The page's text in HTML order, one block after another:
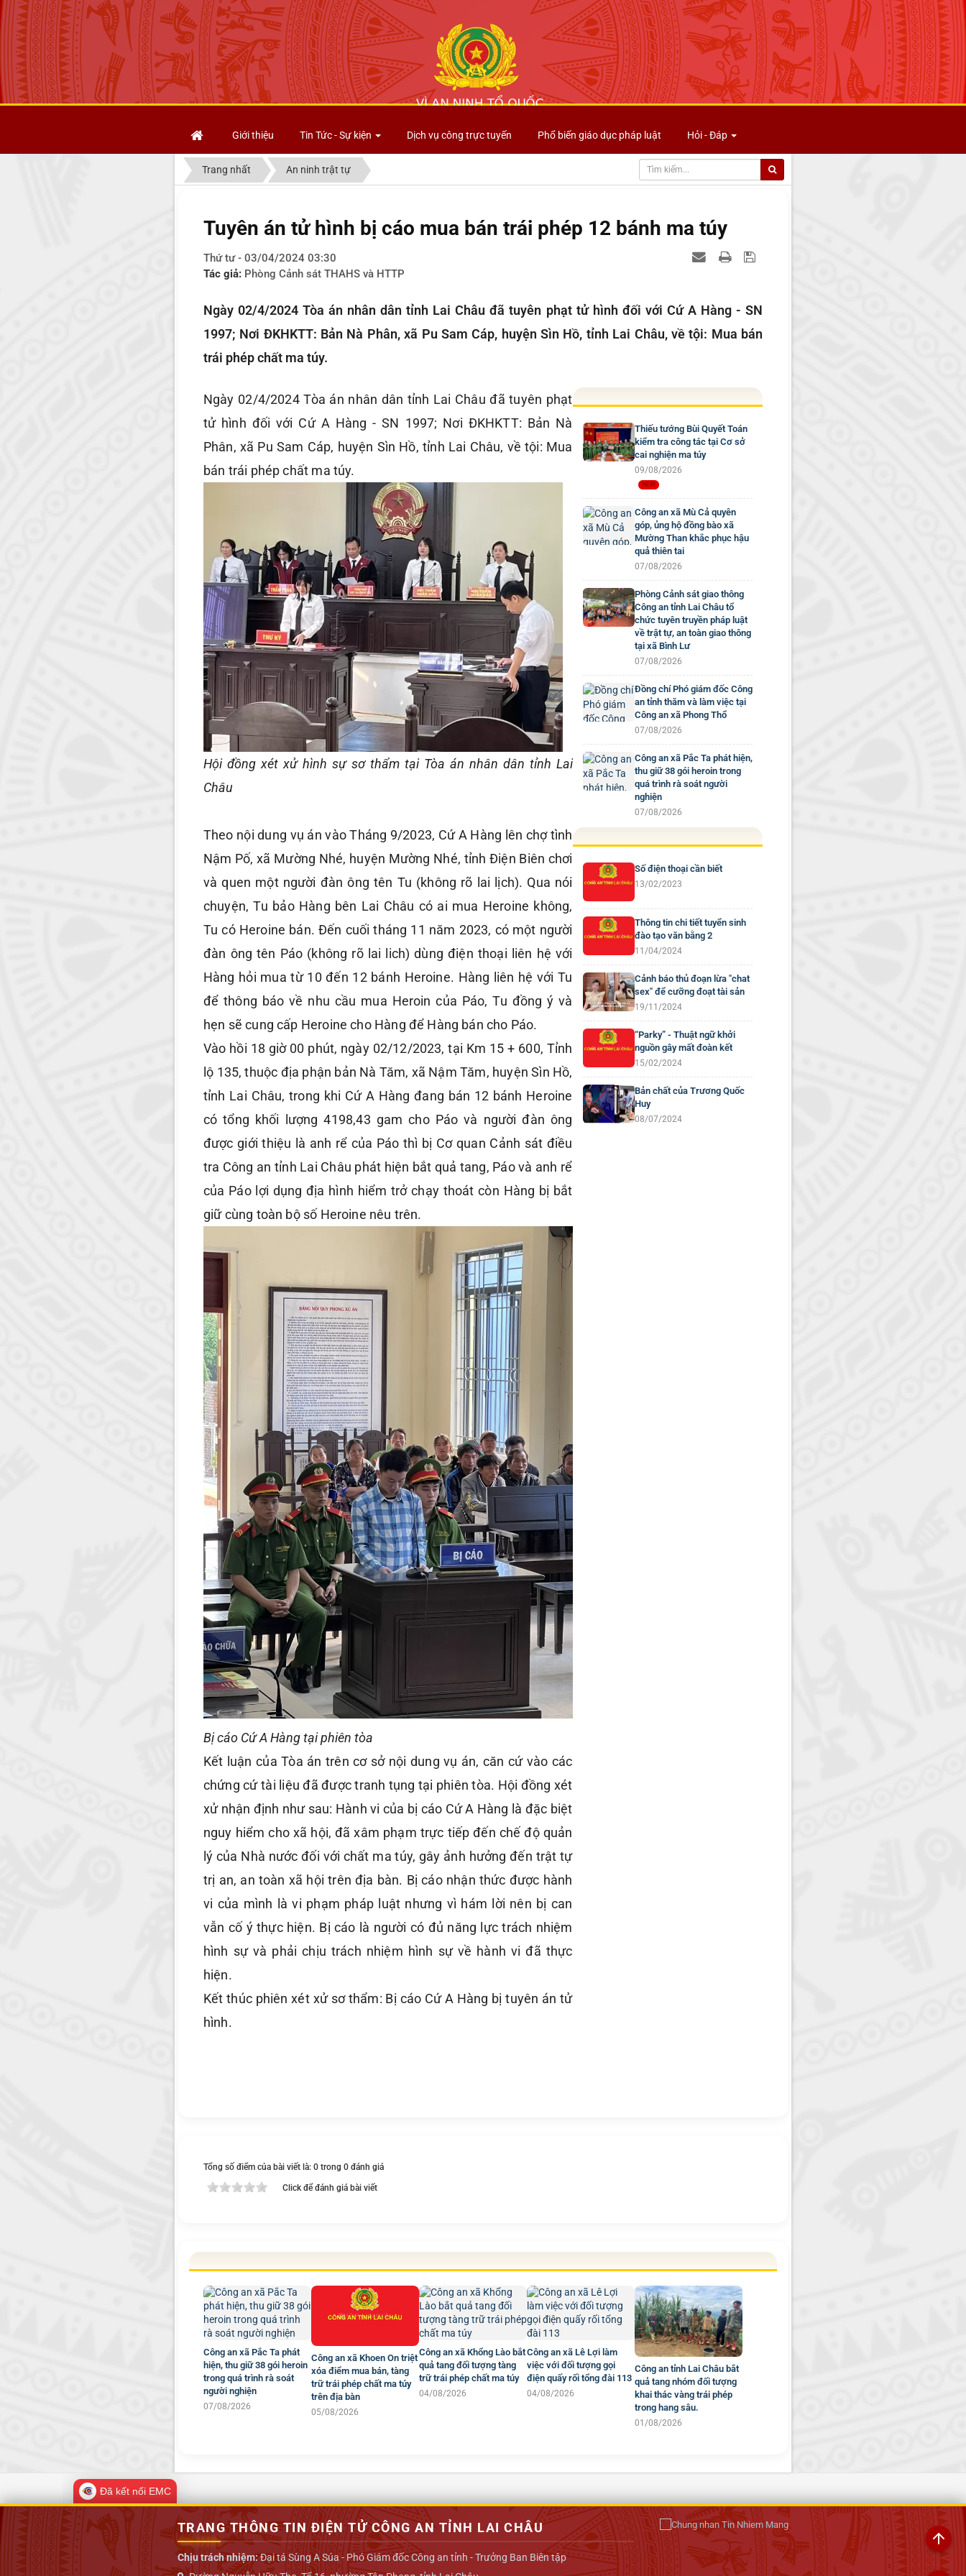
Giới thiệu
Tin Tức - Sự kiện Dịch vụ công trực tuyến Phổ biến giáo dục pháp luật Hỏi - Đáp
Trang nhất An ninh trật tự
Tuyên án tử hình bị cáo mua bán trái phép 12 bánh ma túy
Thứ tư - 03/04/2024 03:30
Tác giả: Phòng Cảnh sát THAHS và HTTP
Ngày 02/4/2024 Tòa án nhân dân tỉnh Lai Châu đã tuyên phạt tử hình đối với Cứ A Hàng - SN
1997; Nơi ĐKHKTT: Bản Nà Phân, xã Pu Sam Cáp, huyện Sìn Hồ, tỉnh Lai Châu, về tội: Mua bán
trái phép chất ma túy.
Ngày 02/4/2024 Tòa án nhân dân tỉnh Lai Châu đã tuyên phạt
tử hình đối với Cứ A Hàng - SN 1997; Nơi ĐKHKTT: Bản Nà
Phân, xã Pu Sam Cáp, huyện Sìn Hồ, tỉnh Lai Châu, về tội: Mua
bán trái phép chất ma túy.
Hội đồng xét xử hình sự sơ thẩm tại Tòa án nhân dân tỉnh Lai
Châu
Theo nội dung vụ án vào Tháng 9/2023, Cứ A Hàng lên chợ tình
Nậm Pố, xã Mường Nhé, huyện Mường Nhé, tỉnh Điện Biên chơi
và quen một người đàn ông tên Tu (không rõ lai lịch). Qua nói
chuyện, Tu bảo Hàng bên Lai Châu có ai mua Heroine không,
Tu có Heroine bán. Đến cuối tháng 11 năm 2023, có một người
đàn ông tên Páo (không rõ lai lich) dùng điện thoại liên hệ với
Hàng hỏi mua từ 10 đến 12 bánh Heroine. Hàng liên hệ với Tu
để thông báo về nhu cầu mua Heroin của Páo, Tu đồng ý và
hẹn sẽ cung cấp Heroine cho Hàng để Hàng bán cho Páo.
Vào hồi 18 giờ 00 phút, ngày 02/12/2023, tại Km 15 + 600, Tỉnh
lộ 135, thuộc địa phận bản Nà Tăm, xã Nậm Tăm, huyện Sìn Hồ,
tỉnh Lai Châu, trong khi Cứ A Hàng đang bán 12 bánh Heroine
có tổng khối lượng 4198,43 gam cho Páo và người đàn ông
được giới thiệu là anh rể của Páo thì bị Cơ quan Cảnh sát điều
tra Công an tỉnh Lai Châu phát hiện bắt quả tang, Páo và anh rể
của Páo lợi dụng địa hình hiểm trở chạy thoát còn Hàng bị bắt
giữ cùng toàn bộ số Heroine nêu trên.
Bị cáo Cứ A Hàng tại phiên tòa
Kết luận của Tòa án trên cơ sở nội dung vụ án, căn cứ vào các
chứng cứ tài liệu đã được tranh tụng tại phiên tòa. Hội đồng xét
xử nhận định như sau: Hành vi của bị cáo Cứ A Hàng là đặc biệt
nguy hiểm cho xã hội, đã xâm phạm trực tiếp đến chế độ quản
lý của Nhà nước đối với chất ma túy, gây ảnh hưởng đến trật tự
trị an, an toàn xã hội trên địa bàn. Bị cáo nhận thức được hành
vi của mình là vi phạm pháp luật nhưng vì hám lời nên bị can
vẫn cố ý thực hiện. Bị cáo là người có đủ năng lực trách nhiệm
hình sự và phải chịu trách nhiệm hình sự về hành vi đã thực
hiện.
Kết thúc phiên xét xử sơ thẩm: Bị cáo Cứ A Hàng bị tuyên án tử
hình.
Thiếu tướng Bùi Quyết Toán
kiểm tra công tác tại Cơ sở
cai nghiện ma túy
09/08/2026
Công an xã Mù Cả quyên
góp, ủng hộ đồng bào xã
Mường Than khắc phục hậu
quả thiên tai
07/08/2026
Phòng Cảnh sát giao thông
Công an tỉnh Lai Châu tổ
chức tuyên truyền pháp luật
về trật tự, an toàn giao thông
tại xã Bình Lư
07/08/2026
Đồng chí Phó giám đốc Công
an tỉnh thăm và làm việc tại
Công an xã Phong Thổ
07/08/2026
Công an xã Pắc Ta phát hiện,
thu giữ 38 gói heroin trong
quá trình rà soát người
nghiện
07/08/2026
Số điện thoại cần biết
13/02/2023
Thông tin chi tiết tuyển sinh
đào tạo văn bằng 2
11/04/2024
Cảnh báo thủ đoạn lừa "chat
sex" để cưỡng đoạt tài sản
19/11/2024
“Parky” - Thuật ngữ khởi
nguồn gây mất đoàn kết
15/02/2024
Bản chất của Trương Quốc
Huy
08/07/2024
Tổng số điểm của bài viết là: 0 trong 0 đánh giá
Click để đánh giá bài viết
Công an xã Pắc Ta phát
hiện, thu giữ 38 gói heroin
trong quá trình rà soát
người nghiện
07/08/2026
Công an xã Khoen On triệt
xóa điểm mua bán, tàng
trữ trái phép chất ma túy
trên địa bàn
05/08/2026
Công an xã Khổng Lào bắt
quả tang đối tượng tàng
trữ trái phép chất ma túy
04/08/2026
Công an xã Lê Lợi làm
việc với đối tượng gọi
điện quấy rối tổng đài 113
04/08/2026
Công an tỉnh Lai Châu bắt
quả tang nhóm đối tượng
khai thác vàng trái phép
trong hang sâu.
01/08/2026
Đã kết nối EMC
TRANG THÔNG TIN ĐIỆN TỬ CÔNG AN TỈNH LAI CHÂU
Chịu trách nhiệm:Đại tá Sùng A Súa - Phó Giám đốc Công an tỉnh - Trưởng Ban Biên tập